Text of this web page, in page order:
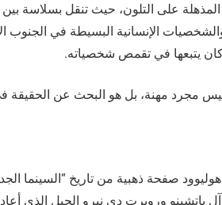
على التلون، حيث تنقل بسلاسة بين
الإنسانية البسيطة في الجنوب
كان يتبعها في تقمص شخصياته.
ليس مجرد مهنة، بل هو البحث عن
صفحة ذهبية من تاريخ “السينما
باتشينو وروبرت دي نيرو الجيل الذي